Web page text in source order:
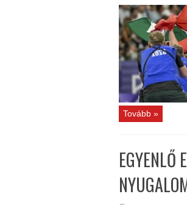
Tovább »
EGYENLŐ